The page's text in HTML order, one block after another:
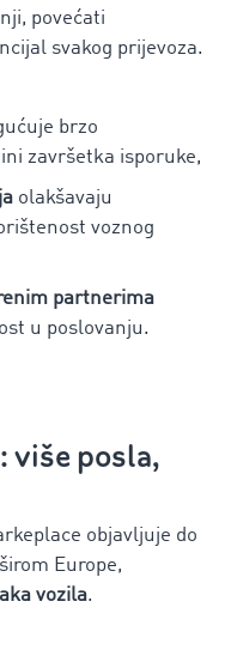
povećati
svakog prijevoza.
brzo
završetka isporuke,
olakšavaju
voznog
partnerima
u poslovanju.
više posla,
objavljuje do
Europe,
vozila.